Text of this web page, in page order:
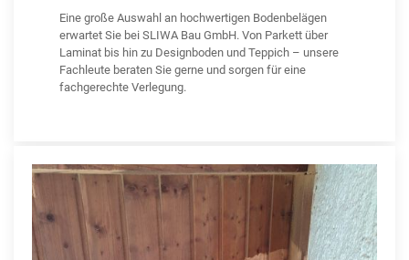
Eine große Auswahl an hochwertigen Bodenbelägen
erwartet Sie bei SLIWA Bau GmbH. Von Parkett über
Laminat bis hin zu Designboden und Teppich – unsere
Fachleute beraten Sie gerne und sorgen für eine
fachgerechte Verlegung.